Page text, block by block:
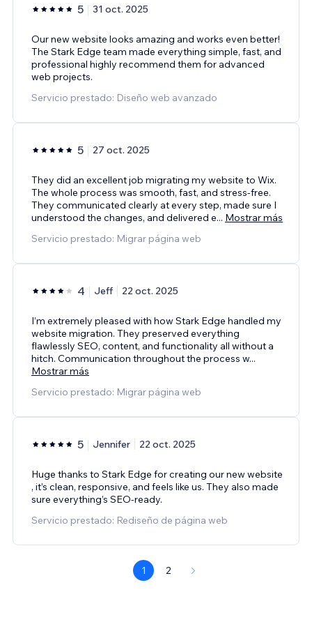
5 31 oct. 2025
Our new website looks amazing and works even better!
The Stark Edge team made everything simple, fast, and
professional highly recommend them for advanced
web projects.
Servicio prestado: Diseño web avanzado
5 27 oct. 2025
They did an excellent job migrating my website to Wix.
The whole process was smooth, fast, and stress-free.
They communicated clearly at every step, made sure I
understood the changes, and delivered e... Mostrar más
Servicio prestado: Migrar página web
4 Jeff 22 oct. 2025
I’m extremely pleased with how Stark Edge handled my
website migration. They preserved everything
flawlessly SEO, content, and functionality all without a
hitch. Communication throughout the process w...
Mostrar más
Servicio prestado: Migrar página web
5 Jennifer 22 oct. 2025
Huge thanks to Stark Edge for creating our new website
, it’s clean, responsive, and feels like us. They also made
sure everything’s SEO-ready.
Servicio prestado: Rediseño de página web
1 2